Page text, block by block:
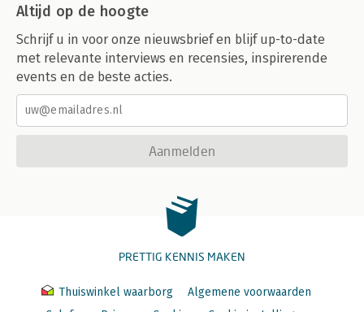
Altijd op de hoogte
Schrijf u in voor onze nieuwsbrief en blijf up-to-date
met relevante interviews en recensies, inspirerende
events en de beste acties.
Aanmelden
PRETTIG KENNIS MAKEN
Thuiswinkel waarborg
Algemene voorwaarden